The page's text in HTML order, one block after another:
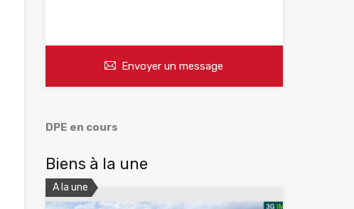
Envoyer un message
DPE en cours
Biens à la une
A la une